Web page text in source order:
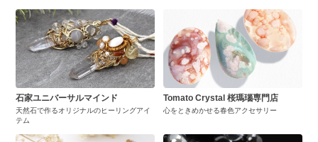
石家ユニバーサルマインド
天然石で作るオリジナルのヒーリングアイ
テム
Tomato Crystal 桜瑪瑙専門店
心をときめかせる春色アクセサリー